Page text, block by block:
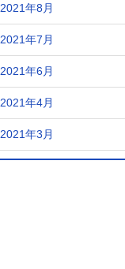
2021年8月
2021年7月
2021年6月
2021年4月
2021年3月